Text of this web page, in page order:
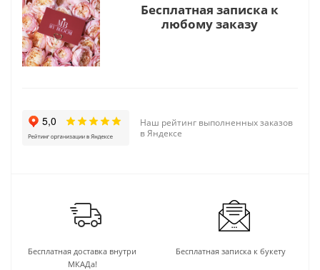
Бесплатная записка к
любому заказу
Наш рейтинг выполненных заказов
в Яндексе
Бесплатная доставка внутри
МКАДа!
Бесплатная записка к букету